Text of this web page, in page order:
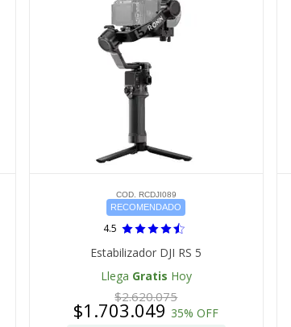
COD. RCDJI089
RECOMENDADO
4.5
Estabilizador DJI RS 5
Llega Gratis Hoy
$2.620.075
$1.703.049 35% OFF